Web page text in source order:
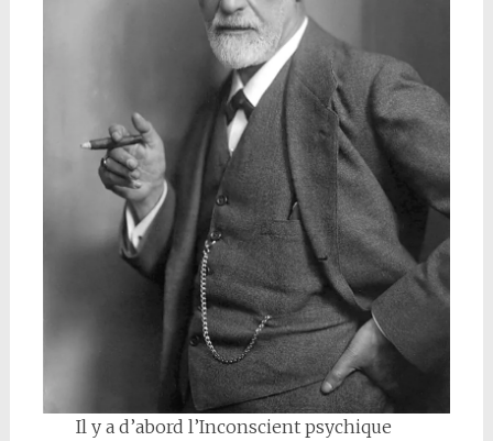
Il y a d’abord l’Inconscient psychique